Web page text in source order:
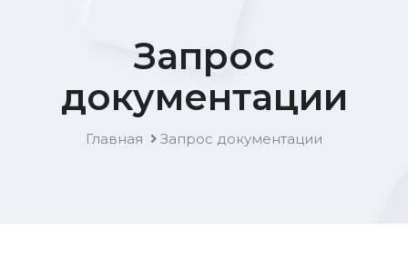
Запрос
документации
Главная Запрос документации